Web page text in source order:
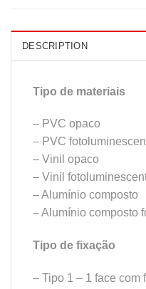
DESCRIPTION
Tipo de materiais
– PVC opaco
– PVC
– Vinil opaco
– Vinil
– Alumínio composto
– Alumínio composto
Tipo de fixação
– Tipo 1 – 1 face com